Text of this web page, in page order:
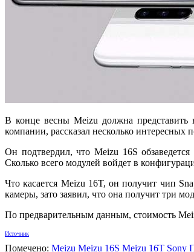
В конце весны Meizu должна представить
компании, рассказал несколько интересных
Он подтвердил, что Meizu 16S
Сколько всего модулей войдет в
Что касается Meizu 16T, он получит чип
камеры, зато заявил, что она получит три
По предварительным данным, стоимость
Источник
Помечено: Meizu Meizu 16S Meizu 16T Sony